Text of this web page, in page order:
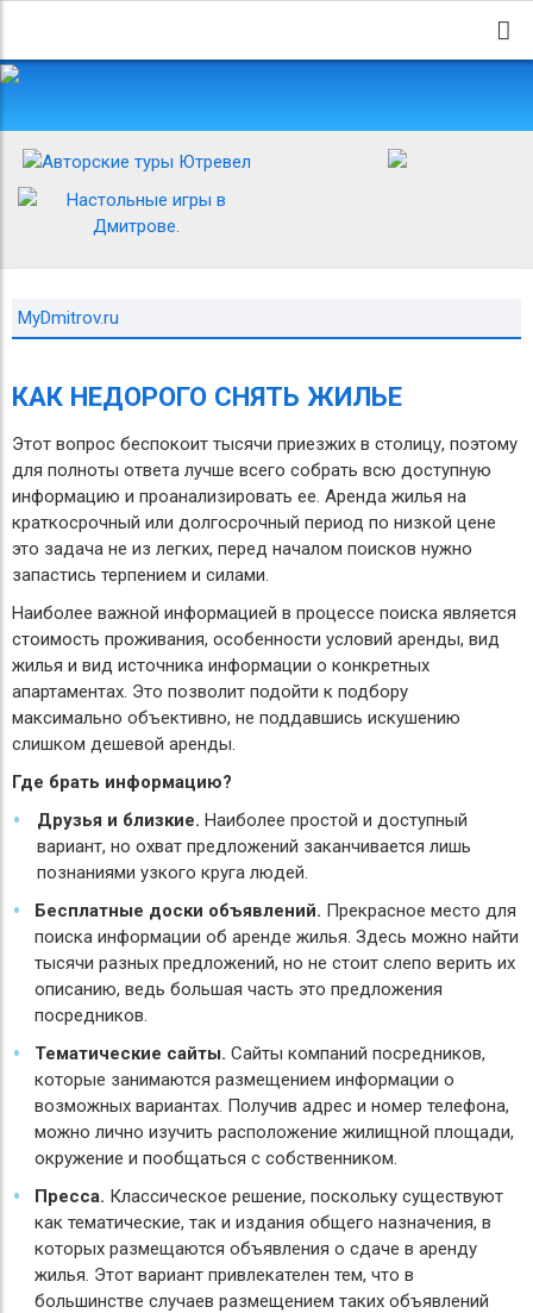
MyDmitrov.ru
КАК НЕДОРОГО СНЯТЬ ЖИЛЬЕ
Этот вопрос беспокоит тысячи приезжих в столицу, поэтому
для полноты ответа лучше всего собрать всю доступную
информацию и проанализировать ее. Аренда жилья на
краткосрочный или долгосрочный период по низкой цене
это задача не из легких, перед началом поисков нужно
запастись терпением и силами.
Наиболее важной информацией в процессе поиска является
стоимость проживания, особенности условий аренды, вид
жилья и вид источника информации о конкретных
апартаментах. Это позволит подойти к подбору
максимально объективно, не поддавшись искушению
слишком дешевой аренды.
Где брать информацию?
Друзья и близкие. Наиболее простой и доступный
вариант, но охват предложений заканчивается лишь
познаниями узкого круга людей.
Бесплатные доски объявлений. Прекрасное место для
поиска информации об аренде жилья. Здесь можно найти
тысячи разных предложений, но не стоит слепо верить их
описанию, ведь большая часть это предложения
посредников.
Тематические сайты. Сайты компаний посредников,
которые занимаются размещением информации о
возможных вариантах. Получив адрес и номер телефона,
можно лично изучить расположение жилищной площади,
окружение и пообщаться с собственником.
Пресса. Классическое решение, поскольку существуют
как тематические, так и издания общего назначения, в
которых размещаются объявления о сдаче в аренду
жилья. Этот вариант привлекателен тем, что в
большинстве случаев размещением таких объявлений